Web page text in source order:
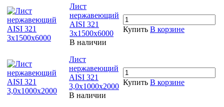
Лист
нержавеющий
AISI 321
3х1500х6000
В наличии
Купить В корзине
Лист
нержавеющий
AISI 321
3,0х1000х2000
В наличии
Купить В корзине